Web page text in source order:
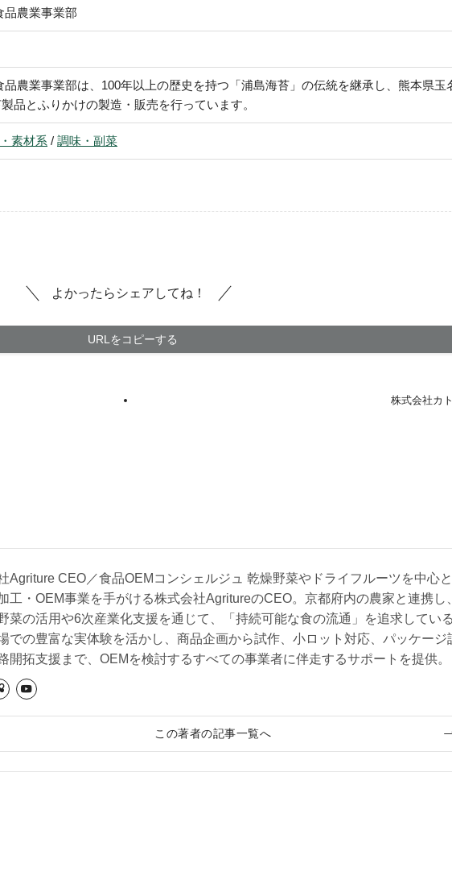
品農業事業部
品農業事業部は、100年以上の歴史を持つ「浦島海苔」の伝統を継承し、熊本県玉
品とふりかけの製造・販売を行っています。
素材系 / 調味・副菜
よかったらシェアしてね！
URLをコピーする
株式会社カ
Agriture CEO／食品OEMコンシェルジュ 乾燥野菜やドライフルーツを中心
工・OEM事業を手がける株式会社AgritureのCEO。京都府内の農家と連携し
菜の活用や6次産業化支援を通じて、「持続可能な食の流通」を追求してい
での豊富な実体験を活かし、商品企画から試作、小ロット対応、パッケージ
開拓支援まで、OEMを検討するすべての事業者に伴走するサポートを提供。
この著者の記事一覧へ